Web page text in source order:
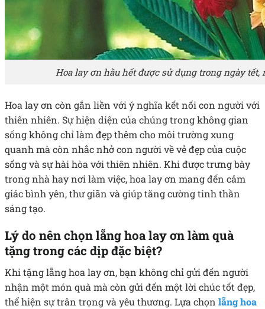
Hoa lay ơn hầu hết được sử dụng trong ngày
Hoa lay ơn còn gắn liền với ý nghĩa kết nối con người với
thiên nhiên. Sự hiện diện của chúng trong không gian
sống không chỉ làm đẹp thêm cho môi trường xung
quanh mà còn nhắc nhở con người về vẻ đẹp của cuộc
sống và sự hài hòa với thiên nhiên. Khi được trưng bày
trong nhà hay nơi làm việc, hoa lay ơn mang đến cảm
giác bình yên, thư giãn và giúp tăng cường tinh thần
sáng tạo.
Lý do nên chọn lẵng hoa lay ơn làm quà
tặng trong các dịp đặc biệt?
Khi tặng lẵng hoa lay ơn, bạn không chỉ gửi đến người
nhận một món quà mà còn gửi đến một lời chúc tốt đẹp,
thể hiện sự trân trọng và yêu thương. Lựa chọn lẵng hoa